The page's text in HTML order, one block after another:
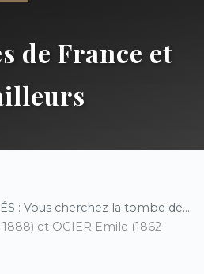
de France et
: Vous cherchez la tombe de...
et OGIER Emile (1862-